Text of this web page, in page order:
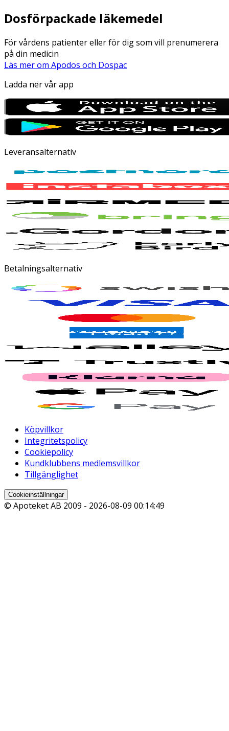
Dosförpackade läkemedel
För vårdens patienter eller för dig som vill prenumerera
på din medicin
Läs mer om Apodos och Dospac
Ladda ner vår app
Leveransalternativ
Betalningsalternativ
Köpvillkor
Integritetspolicy
Cookiepolicy
Kundklubbens medlemsvillkor
Tillgänglighet
Cookieinställningar
© Apoteket AB 2009 - 2026-08-09 00:14:49